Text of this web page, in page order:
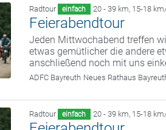
Radtour einfach 20 - 39 km, 15-18
Feierabendtour
Jeden Mittwochabend treffen
etwas gemütlicher die andere
anschließend noch mit uns
ADFC Bayreuth Neues Rathaus
Radtour einfach 20 - 39 km, 15-18